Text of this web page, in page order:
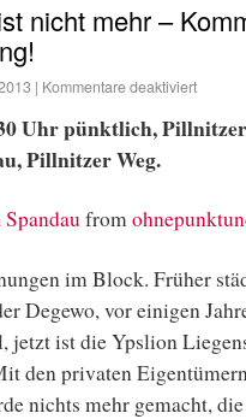
nicht mehr –
| Kommentare deaktiviert
Uhr pünktlich,
Pillnitzer Weg.
from
im Block. Früher
Degewo, vor einigen
jetzt ist die Ypslion
den privaten
nichts mehr gemacht,